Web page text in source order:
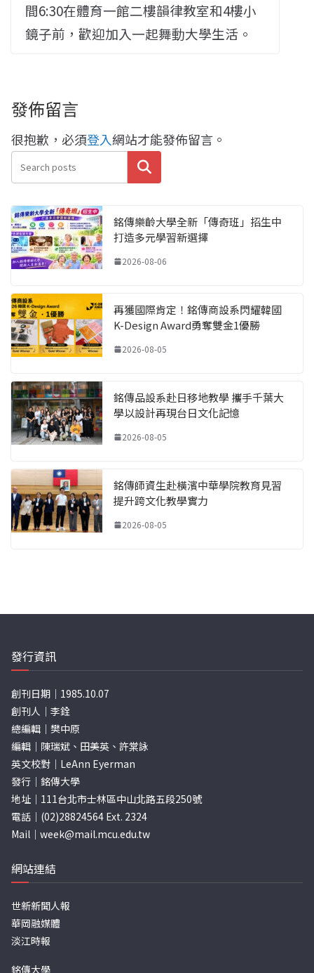
間6:30在體育一館二樓韻律教室和4樓小
鏡子前，歡迎加入一起舞動大學生活。
發佈留言
很抱歉，必須登入網站才能發佈留言。
搜尋
銘傳樂齡大學全新「傳奇班」招生中
打造多元學習新選擇
2026-08-06
再獲國際肯定！銘傳商設系閃耀韓國
K-Design Award勇奪雙金1優勝
2026-08-05
銘傳品設系赴日移地教學 攜手千葉大
學以設計再現台日文化記憶
2026-08-05
銘傳師資生赴橫濱中華學院教育見習
提升跨文化教學實力
2026-08-05
發行資訊
創刊日期｜1985.10.07
創刊人｜李銓
總編輯｜樊中原
編輯｜陳瑞斌、田美英、許棠詠
英文校對｜LeAnn Eyerman
發行｜銘傳大學
地址｜111台北市士林區中山北路五段250號
電話｜(02)28824564 Ext. 2324
Mail｜ week@mail.mcu.edu.tw
網站連結
世新新聞人報
華岡融媒體
淡江時報
銘傳大學